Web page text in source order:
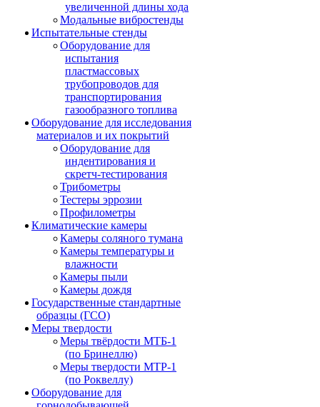
увеличенной длины хода
Модальные вибростенды
Испытательные стенды
Оборудование для
испытания
пластмассовых
трубопроводов для
транспортирования
газообразного топлива
Оборудование для исследования
материалов и их покрытий
Оборудование для
индентирования и
скретч-тестирования
Трибометры
Тестеры эррозии
Профилометры
Климатические камеры
Камеры соляного тумана
Камеры температуры и
влажности
Камеры пыли
Камеры дождя
Государственные стандартные
образцы (ГСО)
Меры твердости
Меры твёрдости МТБ-1
(по Бринеллю)
Меры твердости МТР-1
(по Роквеллу)
Оборудование для